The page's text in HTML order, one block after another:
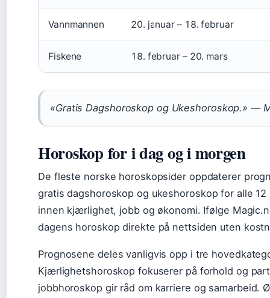
Vannmannen 20. januar – 18. februar
Fiskene 18. februar – 20. mars
«Gratis Dagshoroskop og Ukeshoroskop.» —
Horoskop for i dag og i morgen
De fleste norske horoskopsider oppdaterer
gratis dagshoroskop og ukeshoroskop for alle
innen kjærlighet, jobb og økonomi. Ifølge
dagens horoskop direkte på nettsiden uten
Prognosene deles vanligvis opp i tre
Kjærlighetshoroskop fokuserer på forhold og
jobbhoroskop gir råd om karriere og samarbeid.